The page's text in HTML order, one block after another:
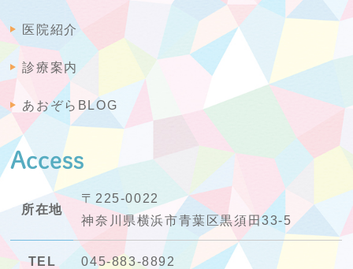
医院紹介
診療案内
あおぞらBLOG
Access
所在地
〒225-0022
神奈川県横浜市青葉区黒須田33-5
TEL 045-883-8892